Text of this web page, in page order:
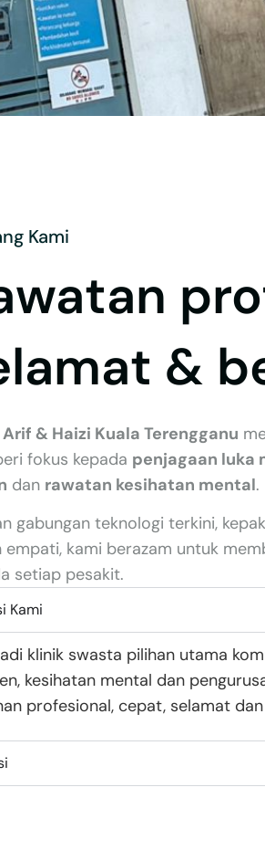
Kami
&
& Haizi Kuala Terengganu
fokus kepada penjagaan luka
dan rawatan kesihatan mental.
gabungan teknologi terkini,
empati, kami berazam untuk
setiap pesakit.
Kami
klinik swasta pilihan utama
kesihatan mental dan
profesional, cepat, selamat